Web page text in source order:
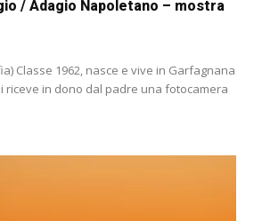
/ Adagio Napoletano – mostra
Classe 1962, nasce e vive in Garfagnana
riceve in dono dal padre una fotocamera